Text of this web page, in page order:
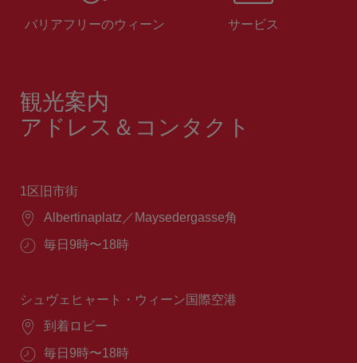
バリアフリーのウィーン サービス
観光案内
アドレス＆コンタクト
1区旧市街
場
Albertinaplatz／Maysedergasse角
営
間：
毎日9時〜18時
シュヴェヒャート・ウィーン国際空港
場
到着ロビー
営
毎日9時〜18時